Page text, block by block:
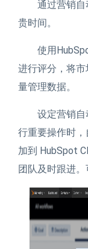
通过营销自
贵时间。
使用HubSpot
进行评分，将
量管理数据。
设定营销自
行重要操作时
加到 HubSpot
团队及时跟进。